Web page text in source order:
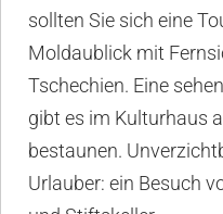
sollten Sie sich eine
Moldaublick mit
Tschechien. Eine
gibt es im Kulturhaus
bestaunen.
Urlauber: ein Besuch